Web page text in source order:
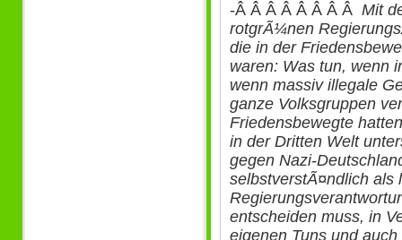
-Â Â Â Â Â Â Â Â Mit
rotgrÃ¼nen
die in der
waren: Was tun, wenn
wenn massiv illegale
ganze Volksgruppen
Friedensbewegte
in der Dritten Welt
gegen Nazi-
selbstverstÃ¤ndlich als
entscheiden muss, in
eigenen Tuns und